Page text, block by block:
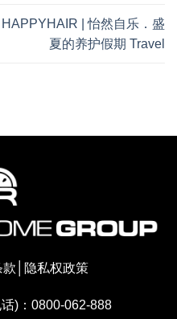
HAPPYHAIR | 怡然自乐．盛
夏的养护假期 Travel
款 隐私权政策
)：0800-062-888